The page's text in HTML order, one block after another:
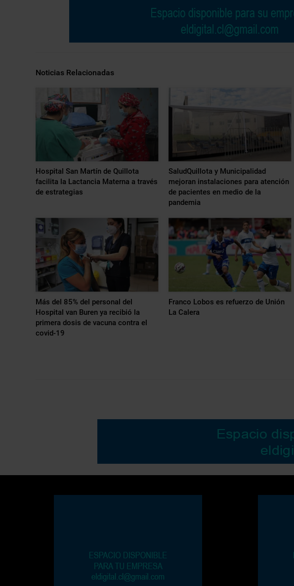
Noticias Relacionadas
Hospital San Martín de Quillota
facilita la Lactancia Materna a través
de estrategias
SaludQuillota y Municipalidad
mejoran instalaciones para atención
de pacientes en medio de la
pandemia
Más del 85% del personal del
Hospital van Buren ya recibió la
primera dosis de vacuna contra el
covid-19
Franco Lobos es refuerzo de Unión
La Calera